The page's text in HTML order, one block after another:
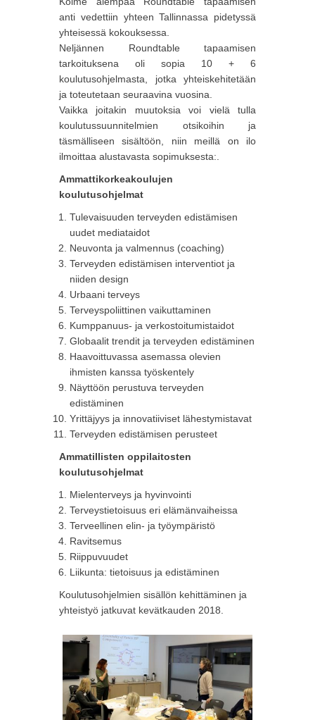
anti vedettiin yhteen Tallinnassa pidetyssä
yhteisessä kokouksessa.
Neljännen Roundtable tapaamisen
tarkoituksena oli sopia 10 + 6
koulutusohjelmasta, jotka yhteiskehitetään
ja toteutetaan seuraavina vuosina.
Vaikka joitakin muutoksia voi vielä tulla
koulutussuunnitelmien otsikoihin ja
täsmälliseen sisältöön, niin meillä on ilo
ilmoittaa alustavasta sopimuksesta:.
Ammattikorkeakoulujen
koulutusohjelmat
Tulevaisuuden terveyden edistämisen
uudet mediataidot
Neuvonta ja valmennus (coaching)
Terveyden edistämisen interventiot ja
niiden design
Urbaani terveys
Terveyspoliittinen vaikuttaminen
Kumppanuus- ja verkostoitumistaidot
Globaalit trendit ja terveyden edistäminen
Haavoittuvassa asemassa olevien
ihmisten kanssa työskentely
Näyttöön perustuva terveyden
edistäminen
Yrittäjyys ja innovatiiviset lähestymistavat
Terveyden edistämisen perusteet
Ammatillisten oppilaitosten
koulutusohjelmat
Mielenterveys ja hyvinvointi
Terveystietoisuus eri elämänvaiheissa
Terveellinen elin- ja työympäristö
Ravitsemus
Riippuvuudet
Liikunta: tietoisuus ja edistäminen
Koulutusohjelmien sisällön kehittäminen ja
yhteistyö jatkuvat kevätkauden 2018.